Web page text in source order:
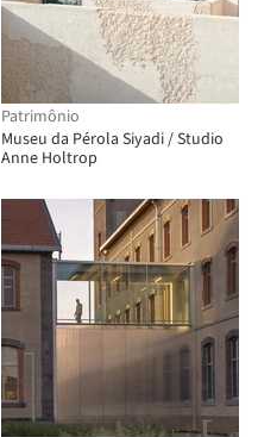
Patrimônio
Museu da Pérola Siyadi / Studio
Anne Holtrop